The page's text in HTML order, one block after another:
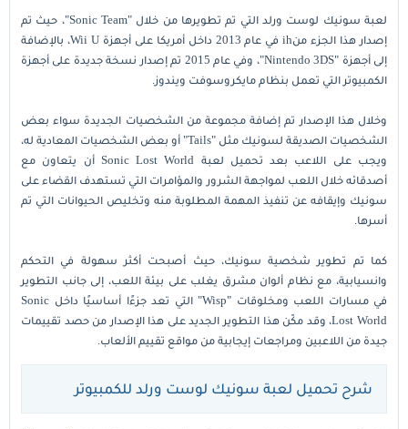
لعبة سونيك لوست ورلد التي تم تطويرها من خلال "Sonic Team"، حيث تم
إصدار هذا الجزء منih في عام 2013 داخل أمريكا على أجهزة Wii U، بالإضافة
إلى أجهزة "Nintendo 3DS"، وفي عام 2015 تم إصدار نسخة جديدة على أجهزة
الكمبيوتر التي تعمل بنظام مايكروسوفت ويندوز.
وخلال هذا الإصدار تم إضافة مجموعة من الشخصيات الجديدة سواء بعض
الشخصيات الصديقة لسونيك مثل "Tails" أو بعض الشخصيات المعادية له،
ويجب على اللاعب بعد تحميل لعبة Sonic Lost World أن يتعاون مع
أصدقائه خلال اللعب لمواجهة الشرور والمؤامرات التي تستهدف القضاء على
سونيك وإيقافه عن تنفيذ المهمة المطلوبة منه وتخليص الحيوانات التي تم
أسرها.
كما تم تطوير شخصية سونيك، حيث أصبحت أكثر سهولة في التحكم
وانسيابية، مع نظام ألوان مشرق يغلب على بيئة اللعب، إلى جانب التطوير
في مسارات اللعب ومخلوقات "Wisp" التي تعد جزءًا أساسيًا داخل Sonic
Lost World، وقد مكّن هذا التطوير الجديد على هذا الإصدار من حصد تقييمات
جيدة من اللاعبين ومراجعات إيجابية من مواقع تقييم الألعاب.
شرح تحميل لعبة سونيك لوست ورلد للكمبيوتر